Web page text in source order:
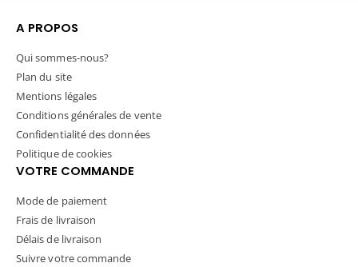
A PROPOS
Qui sommes-nous?
Plan du site
Mentions légales
Conditions générales de vente
Confidentialité des données
Politique de cookies
VOTRE COMMANDE
Mode de paiement
Frais de livraison
Délais de livraison
Suivre votre commande